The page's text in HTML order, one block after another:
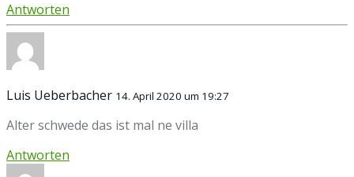
Antworten
Luis Ueberbacher 14. April 2020 um 19:27
Alter schwede das ist mal ne villa
Antworten